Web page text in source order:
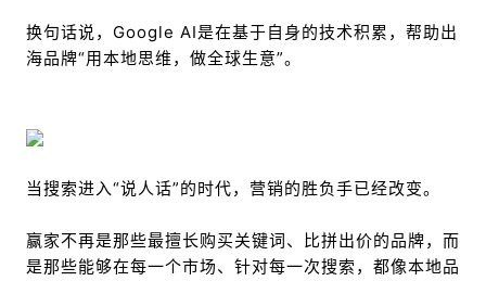
换句话说，Google AI是在基于自身的技术积累，帮助出
海品牌“用本地思维，做全球生意”。
当搜索进入“说人话”的时代，营销的胜负手已经改变。
赢家不再是那些最擅长购买关键词、比拼出价的品牌，而
是那些能够在每一个市场、针对每一次搜索，都像本地品